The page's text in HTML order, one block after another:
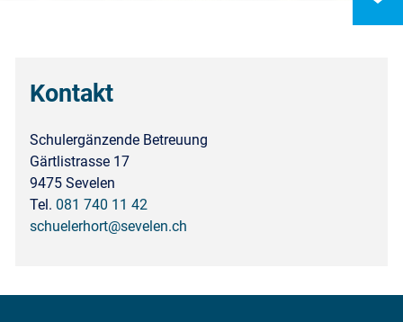
Kontakt
Schulergänzende Betreuung
Gärtlistrasse 17
9475 Sevelen
Tel. 081 740 11 42
schuelerhort@sevelen.ch